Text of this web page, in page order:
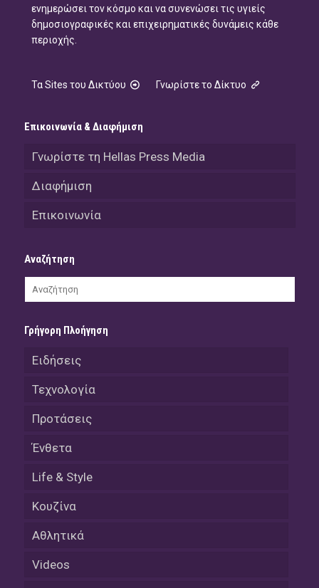
ενημερώσει τον κόσμο και να συνενώσει τις υγιείς
δημοσιογραφικές και επιχειρηματικές δυνάμεις κάθε
περιοχής.
Τα Sites του Δικτύου Γνωρίστε το Δίκτυο
Επικοινωνία & Διαφήμιση
Γνωρίστε τη Hellas Press Media
Διαφήμιση
Επικοινωνία
Αναζήτηση
Γρήγορη Πλοήγηση
Ειδήσεις
Τεχνολογία
Προτάσεις
Ένθετα
Life & Style
Κουζίνα
Αθλητικά
Videos